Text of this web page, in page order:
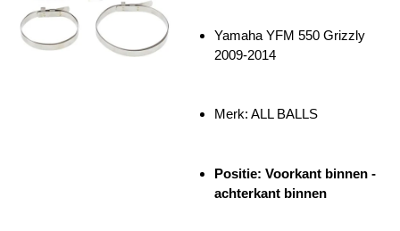
Yamaha YFM 550 Grizzly
2009-2014
Merk: ALL BALLS
Positie: Voorkant binnen -
achterkant binnen